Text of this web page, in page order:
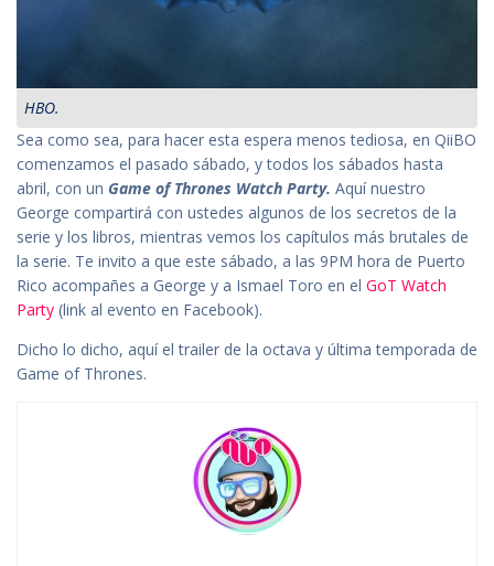
HBO.
Sea como sea, para hacer esta espera menos tediosa, en QiiBO
comenzamos el pasado sábado, y todos los sábados hasta
abril, con un Game of Thrones Watch Party. Aquí nuestro
George compartirá con ustedes algunos de los secretos de la
serie y los libros, mientras vemos los capítulos más brutales de
la serie. Te invito a que este sábado, a las 9PM hora de Puerto
Rico acompañes a George y a Ismael Toro en el GoT Watch
Party (link al evento en Facebook).
Dicho lo dicho, aquí el trailer de la octava y última temporada de
Game of Thrones.